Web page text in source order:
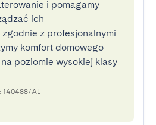
i pomagamy
ich
z profesjonalnymi
komfort domowego
poziomie wysokiej klasy
140488/AL